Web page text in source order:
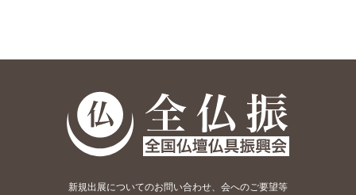
新規出展についてのお問い合わせ、会へのご要望等